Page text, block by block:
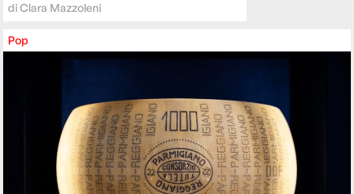
diClara Mazzoleni
Pop